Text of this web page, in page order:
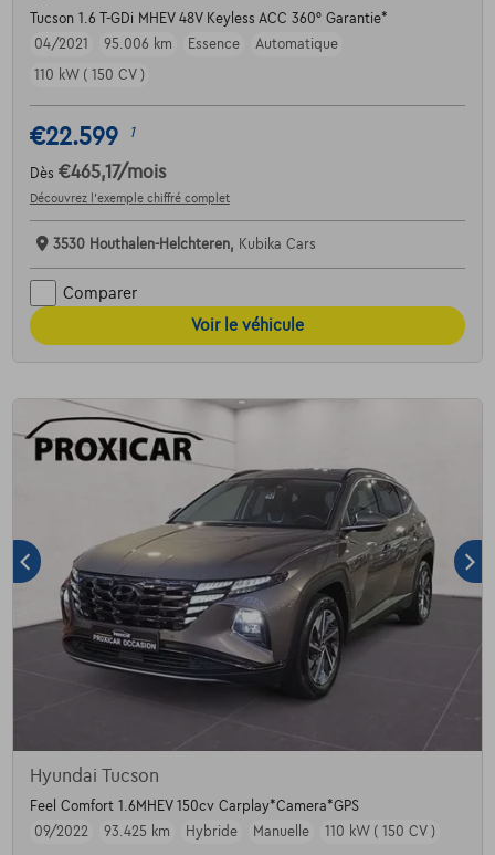
Tucson 1.6 T-GDi MHEV 48V Keyless ACC 360° Garantie*
04/2021
95.006 km Essence
Automatique
110 kW ( 150 CV )
€22.599 1
Dès €465,17/mois
Découvrez l’exemple chiffré complet
3530 Houthalen-Helchteren, Kubika Cars
Comparer
Voir le véhicule
Hyundai Tucson
Feel Comfort 1.6MHEV 150cv Carplay*Camera*GPS
09/2022
93.425 km Hybride Manuelle 110 kW ( 150 CV )